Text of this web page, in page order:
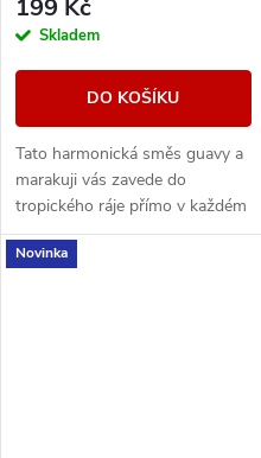
199 Kč
Skladem
DO KOŠÍKU
Tato harmonická směs guavy a
marakuji vás zavede do
tropického ráje přímo v každém
potahu.
Novinka